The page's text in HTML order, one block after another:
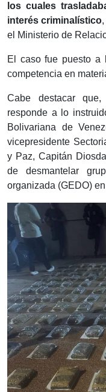
los cuales
interés criminalístico
el Ministerio de
El caso fue puesto a
competencia en
Cabe destacar
responde a lo
Bolivariana de
vicepresidente
y Paz, Capitán
de desmantelar
organizada (GEDO)